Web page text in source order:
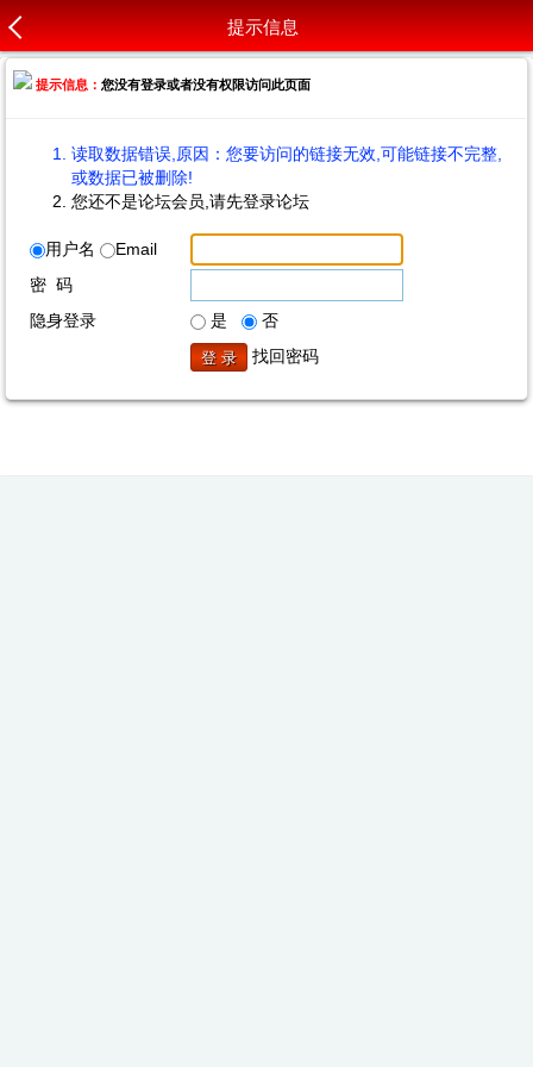
提示信息
提示信息：您没有登录或者没有权限访问此页面
读取数据错误,原因：您要访问的链接无效,可能链接不完整,
或数据已被删除!
您还不是论坛会员,请先登录论坛
用户名
Email
密 码
隐身登录
是
否
找回密码